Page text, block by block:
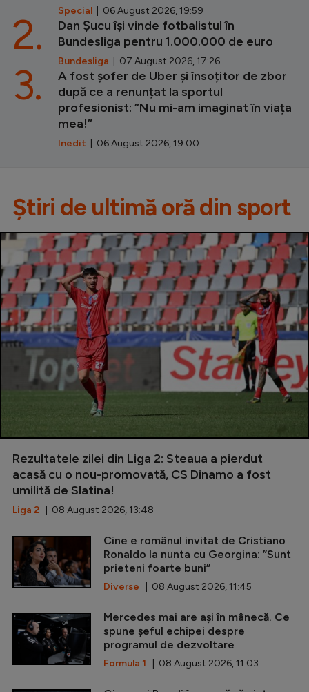
Special | 06 August 2026, 19:59
Dan Șucu își vinde fotbalistul în
Bundesliga pentru 1.000.000 de euro
Bundesliga | 07 August 2026, 17:26
2.
A fost șofer de Uber și însoțitor de zbor
după ce a renunțat la sportul
profesionist: ”Nu mi-am imaginat în viața
mea!”
Inedit | 06 August 2026, 19:00
3.
Știri de ultimă oră din sport
Rezultatele zilei din Liga 2: Steaua a pierdut
acasă cu o nou-promovată, CS Dinamo a fost
umilită de Slatina!
Liga 2 | 08 August 2026, 13:48
Cine e românul invitat de Cristiano
Ronaldo la nunta cu Georgina: ”Sunt
prieteni foarte buni”
Diverse | 08 August 2026, 11:45
Mercedes mai are ași în mânecă. Ce
spune șeful echipei despre
programul de dezvoltare
Formula 1 | 08 August 2026, 11:03